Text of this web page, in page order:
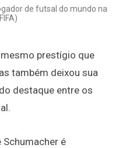
de futsal do mundo na
prestígio que
também deixou sua
destaque entre os
Schumacher é